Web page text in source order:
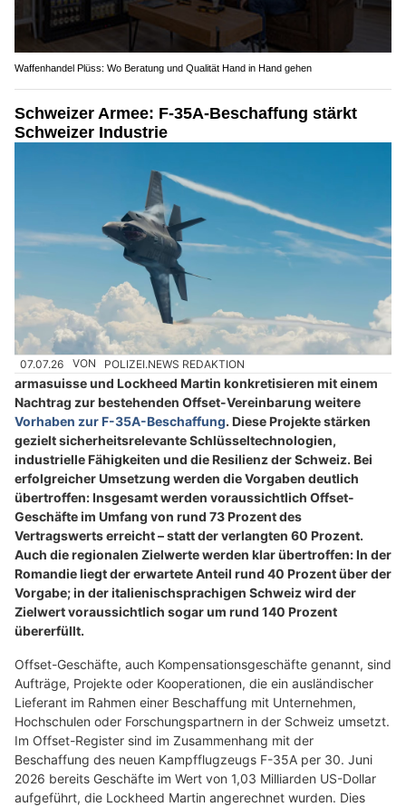
Waffenhandel Plüss: Wo Beratung und Qualität Hand in Hand gehen
Schweizer Armee: F-35A-Beschaffung stärkt
Schweizer Industrie
07.07.26 VON POLIZEI.NEWS REDAKTION
armasuisse und Lockheed Martin konkretisieren mit einem
Nachtrag zur bestehenden Offset-Vereinbarung weitere
Vorhaben zur F-35A-Beschaffung. Diese Projekte stärken
gezielt sicherheitsrelevante Schlüsseltechnologien,
industrielle Fähigkeiten und die Resilienz der Schweiz. Bei
erfolgreicher Umsetzung werden die Vorgaben deutlich
übertroffen: Insgesamt werden voraussichtlich Offset-
Geschäfte im Umfang von rund 73 Prozent des
Vertragswerts erreicht – statt der verlangten 60 Prozent.
Auch die regionalen Zielwerte werden klar übertroffen: In der
Romandie liegt der erwartete Anteil rund 40 Prozent über der
Vorgabe; in der italienischsprachigen Schweiz wird der
Zielwert voraussichtlich sogar um rund 140 Prozent
übererfüllt.
Offset-Geschäfte, auch Kompensationsgeschäfte genannt, sind
Aufträge, Projekte oder Kooperationen, die ein ausländischer
Lieferant im Rahmen einer Beschaffung mit Unternehmen,
Hochschulen oder Forschungspartnern in der Schweiz umsetzt.
Im Offset-Register sind im Zusammenhang mit der
Beschaffung des neuen Kampfflugzeugs F-35A per 30. Juni
2026 bereits Geschäfte im Wert von 1,03 Milliarden US-Dollar
aufgeführt, die Lockheed Martin angerechnet wurden. Dies